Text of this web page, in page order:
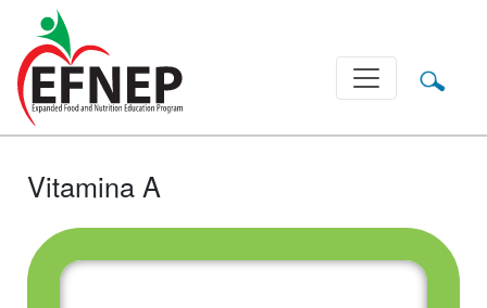
Main Navigation
Vitamina A